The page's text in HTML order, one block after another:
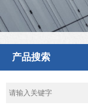
产品搜索